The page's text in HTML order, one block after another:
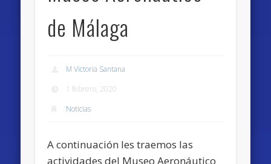
de Málaga
M Victoria Santana
1 febrero, 2020
Noticias
A continuación les traemos las
actividades del Museo Aeronáutico